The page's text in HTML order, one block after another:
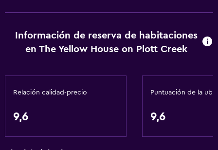
Información de reserva de habitaciones
en The Yellow House on Plott Creek
Relación calidad-precio
9,6
Puntuación de la
9,6